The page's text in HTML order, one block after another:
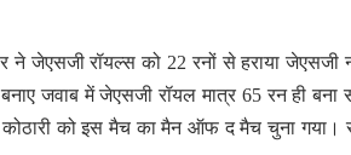
जेएसजी रॉयल्स को 22 रनों से हराया जेएसजी
जवाब में जेएसजी रॉयल मात्र 65 रन ही
को इस मैच का मैन ऑफ द मैच चुना गया।